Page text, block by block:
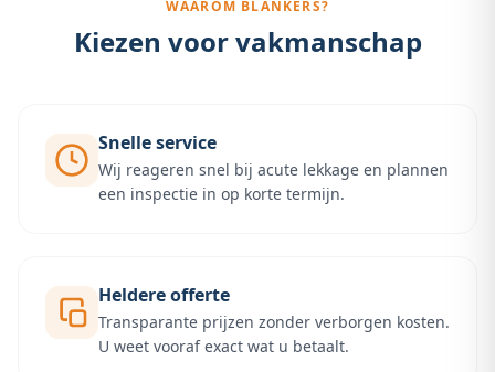
WAAROM BLANKERS?
Kiezen voor vakmanschap
Snelle service
Wij reageren snel bij acute lekkage en plannen
een inspectie in op korte termijn.
Heldere offerte
Transparante prijzen zonder verborgen kosten.
U weet vooraf exact wat u betaalt.